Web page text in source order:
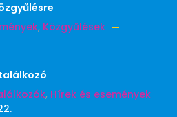
, Közgyűlések
, Hírek és események